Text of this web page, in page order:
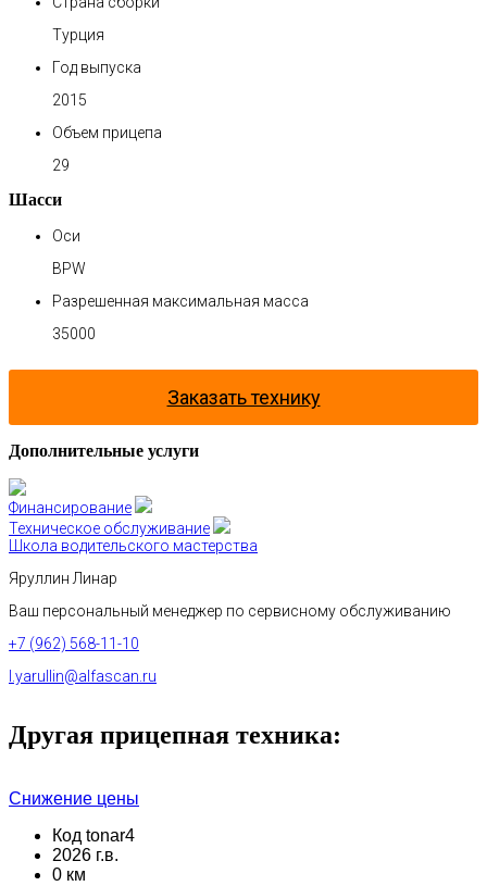
Турция
Год выпуска
2015
Объем прицепа
29
Шасси
Оси
BPW
Разрешенная максимальная масса
35000
Заказать технику
Дополнительные услуги
Финансирование
Техническое обслуживание
Школа водительского мастерства
Яруллин Линар
Ваш персональный менеджер по сервисному обслуживанию
+7 (962) 568-11-10
l.yarullin@alfascan.ru
Другая прицепная техника:
Снижение цены
Код tonar4
2026 г.в.
0 км